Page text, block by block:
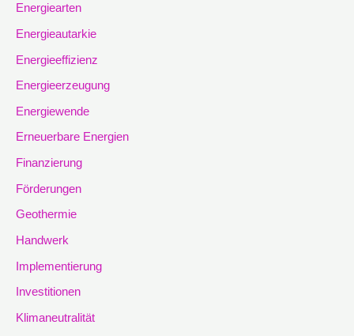
Energiearten
Energieautarkie
Energieeffizienz
Energieerzeugung
Energiewende
Erneuerbare Energien
Finanzierung
Förderungen
Geothermie
Handwerk
Implementierung
Investitionen
Klimaneutralität